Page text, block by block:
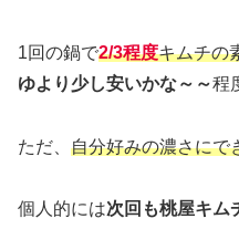
1回の鍋で2/3程度キムチの
ゆより少し安いかな～～程
ただ、 自分好みの濃さにで
個人的には次回も桃屋キム